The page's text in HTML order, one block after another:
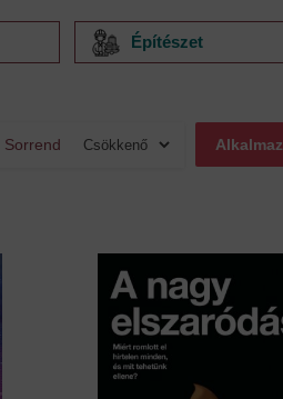
Építészet
Sorrend